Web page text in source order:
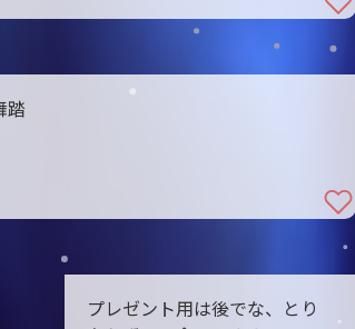
踏
プレゼント用は後でな、とり